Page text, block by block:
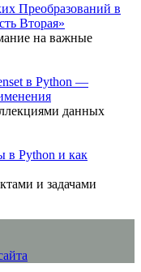
Преобразований в
Вторая»
на важные
в Python —
данных
в Python и как
и задачами